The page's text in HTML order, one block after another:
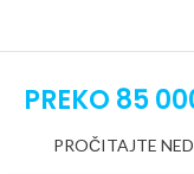
PREKO 85
PROČITAJTE